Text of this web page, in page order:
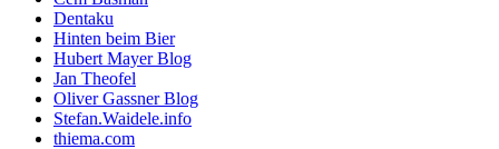
Dentaku
Hinten beim Bier
Hubert Mayer Blog
Jan Theofel
Oliver Gassner Blog
Stefan.Waidele.info
thiema.com